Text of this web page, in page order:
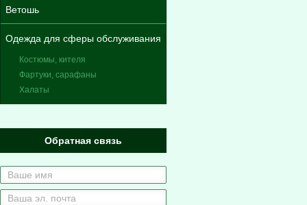
Ветошь
Одежда для сферы обслуживания
Костюмы, кителя
Фартуки, сарафаны
Халаты
Обратная связь